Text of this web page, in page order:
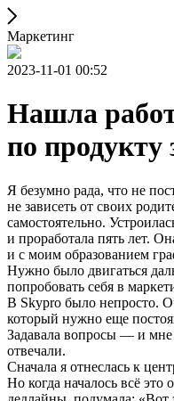
Маркетинг
2023-11-01 00:52
Нашла
по продукту
Я безумно рада, что не
не зависеть от своих
самостоятельно.
и проработала пять лет.
и с моим образованием
Нужно было двигаться
попробовать себя в
В Skypro было непросто.
который нужно еще
Задавала вопросы — и мне
отвечали.
Сначала я отнеслась к
Но когда началось всё это